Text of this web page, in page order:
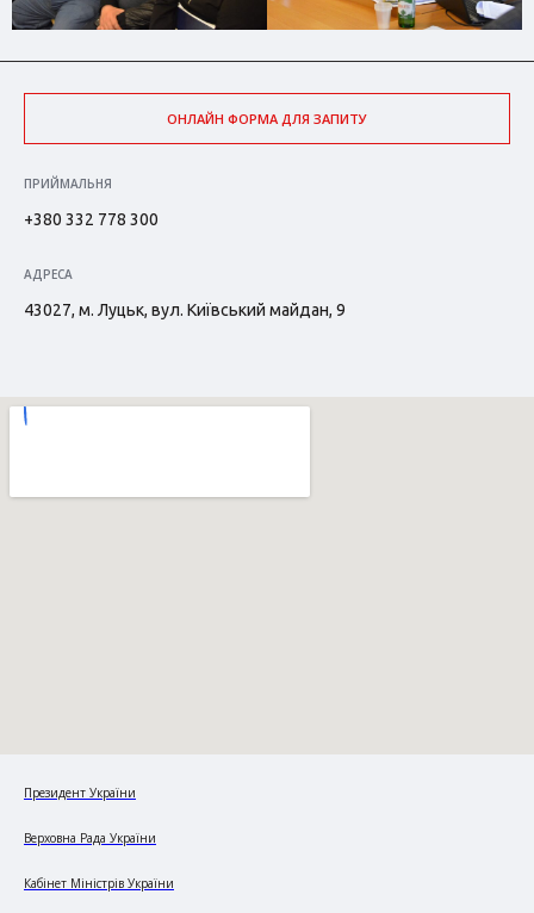
ОНЛАЙН ФОРМА ДЛЯ ЗАПИТУ
ПРИЙМАЛЬНЯ
+380 332 778 300
АДРЕСА
43027, м. Луцьк, вул. Київський майдан, 9
Президент України
Верховна Рада України
Кабінет Міністрів України